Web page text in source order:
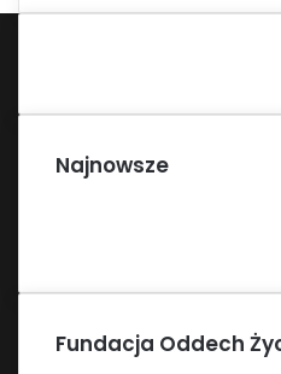
Najnowsze
Fundacja Oddech